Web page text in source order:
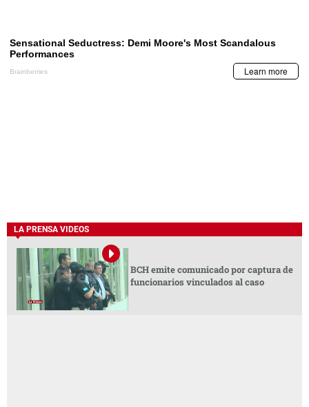
LA PRENSA VIDEOS
BCH emite comunicado por captura de
funcionarios vinculados al caso